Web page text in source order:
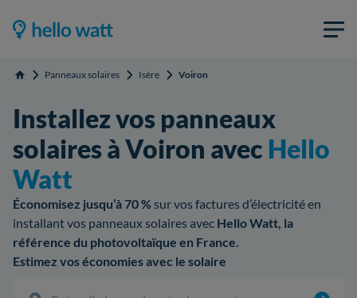
Accueil Panneaux solaires Isère Voiron
Installez vos panneaux
solaires à Voiron avec Hello
Watt
Économisez jusqu’à 70 %sur vos factures d’électricité en
installant vos panneaux solaires avec Hello Watt, la
référence du photovoltaïque en France.
Estimez vos économies avec le solaire